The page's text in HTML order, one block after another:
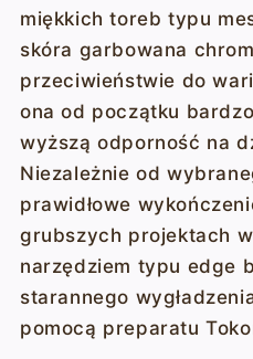
miękkich toreb typu
skóra garbowana
przeciwieństwie do
ona od początku
wyższą odporność na
Niezależnie od
prawidłowe
grubszych projektach
narzędziem typu edge
starannego
pomocą preparatu